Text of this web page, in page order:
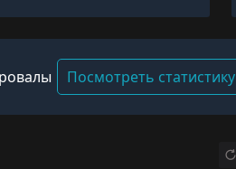
Посмотреть